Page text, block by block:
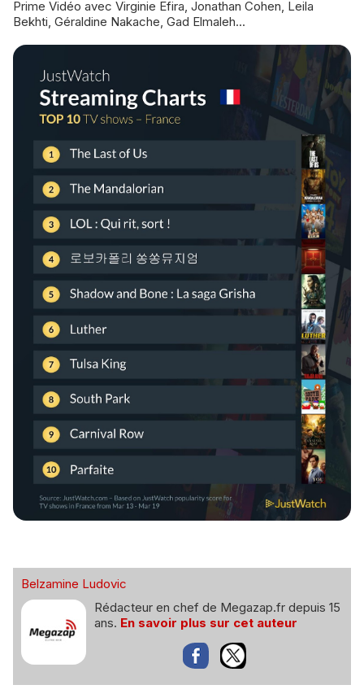
Prime Vidéo avec Virginie Efira, Jonathan Cohen, Leila
Bekhti, Géraldine Nakache, Gad Elmaleh...
Belzamine Ludovic
Rédacteur en chef de Megazap.fr depuis 15
ans. En savoir plus sur cet auteur